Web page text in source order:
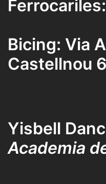
Bicing: Via
Castellnou
Yisbell
Academia